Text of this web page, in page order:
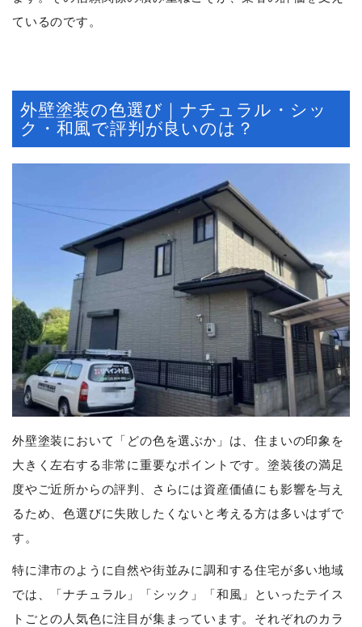
ているのです。
外壁塗装の色選び｜ナチュラル・シッ
ク・和風で評判が良いのは？
外壁塗装において「どの色を選ぶか」は、住まいの印象を
大きく左右する非常に重要なポイントです。塗装後の満足
度やご近所からの評判、さらには資産価値にも影響を与え
るため、色選びに失敗したくないと考える方は多いはずで
す。
特に津市のように自然や街並みに調和する住宅が多い地域
では、「ナチュラル」「シック」「和風」といったテイス
トごとの人気色に注目が集まっています。それぞれのカラ